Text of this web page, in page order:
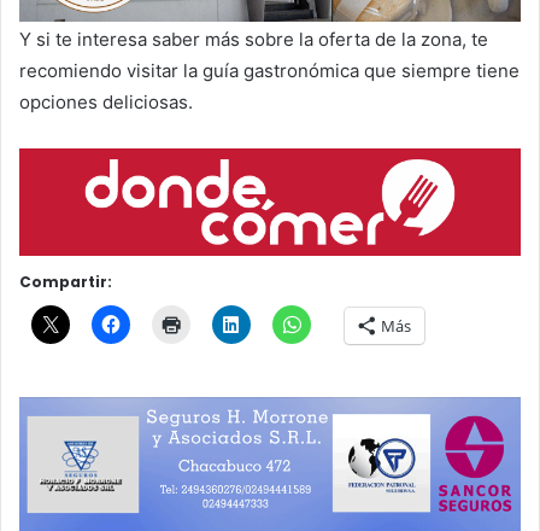
Y si te interesa saber más sobre la oferta de la zona, te
recomiendo visitar la guía gastronómica que siempre tiene
opciones deliciosas.
Compartir:
Más